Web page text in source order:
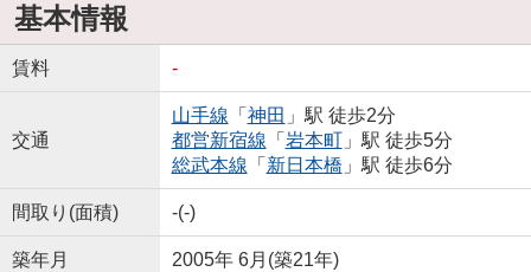
基本情報
賃料 -
交通
山手線 「 神田 」駅 徒歩2分
都営新宿線 「 岩本町」駅 徒歩5分
総武本線 「 新日本橋 」駅 徒歩6分
間取り(面積) -(-)
築年月 2005年 6月(築21年)